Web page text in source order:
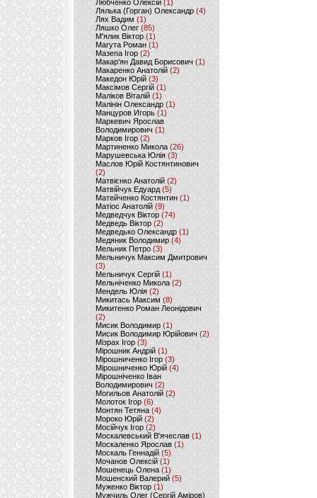
Любченко Олексій(1)
Лялька (Горган) Олександр(4)
Лях Вадим (1)
Ляшко Олег (85)
М'ялик Віктор(1)
Магута Роман(1)
Мазепа Ігор (2)
Макар'ян Давид Борисович(1)
Макаренко Анатолій (2)
Македон Юрій(3)
Максімов Сергій (1)
Маліков Віталій (1)
Малінін Олександр (1)
Манцуров Игорь (1)
Маркевич Ярослав
Володимирович (1)
Марков Ігор (2)
Мартиненко Микола (26)
Марушевська Юлія (3)
Маслов Юрій Костянтинович
(2)
Матвієнко Анатолій (2)
Матвійчук Едуард(5)
Матейченко Костянтин (1)
Матіос Анатолій (9)
Медведчук Віктор(74)
Медведь Віктор (2)
Медведько Олександр (1)
Медяник Володимир(4)
Мельник Петро (3)
Мельничук Максим Дмитрович
(3)
Мельничук Сергій (1)
Мельніченко Микола (2)
Мендель Юлія (2)
Микитась Максим (8)
Микитенко Роман Леонідович
(2)
Мисик Володимир (1)
Мисик Володимир Юрійович(2)
Мізрах Ігор(3)
Мірошник Андрій(1)
Мірошниченко Ігор (3)
Мірошниченко Юрій(4)
Мірошніченко Іван
Володимирович (2)
Могильов Анатолій (2)
Молоток Ігор (6)
Монтян Тетяна (4)
Мороко Юрій(2)
Мосійчук Ігор (2)
Москалевський В'ячеслав (1)
Москаленко Ярослав (1)
Москаль Геннадій (5)
Мочанов Олексій(1)
Мошенець Олена(1)
Мошенский Валерий (5)
Муженко Віктор (1)
Мужчиль Олег (Сергій Аміров)